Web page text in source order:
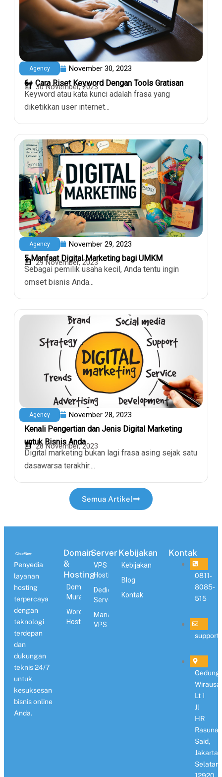
Agency November 30, 2023
6+ Cara Riset Keyword Dengan Tools Gratisan
30 November, 2023
Keyword atau kata kunci adalah frasa yang
diketikkan user internet...
Agency November 29, 2023
5 Manfaat Digital Marketing bagi UMKM
29 November, 2023
Sebagai pemilik usaha kecil, Anda tentu ingin
omset bisnis Anda...
Agency November 28, 2023
Kenali Pengertian dan Jenis Digital Marketing
untuk Bisnis Anda
28 November, 2023
Digital marketing bukan lagi frasa asing sejak satu
dasawarsa terakhir....
Semua Artikel
Penyedia
layanan
hosting
terpercaya
dengan
teknologi
terdepan
dan
dukungan
teknis 24/7
untuk
kesuksesan
bisnis online
Anda.
Domain
&
Hosting
Domain
Murah
WordPress
Hosting
Server
VPS
Hosting
Dedicated
Server
Managed
VPS
Kebijakan
Kebijakan
Blog
Kontak
Kontak
0811-
8085-
515
Gedung
Lt 1
Jl
HR
Rasuna
Said,
Jakarta
Selatan